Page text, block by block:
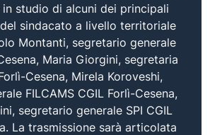
studio di alcuni dei principali
sindacato a livello territoriale
Montanti, segretario generale
Maria Giorgini, segretaria
Cesena, Mirela Koroveshi,
FILCAMS CGIL Forlì-Cesena,
segretario generale SPI CGIL
La trasmissione sarà articolata